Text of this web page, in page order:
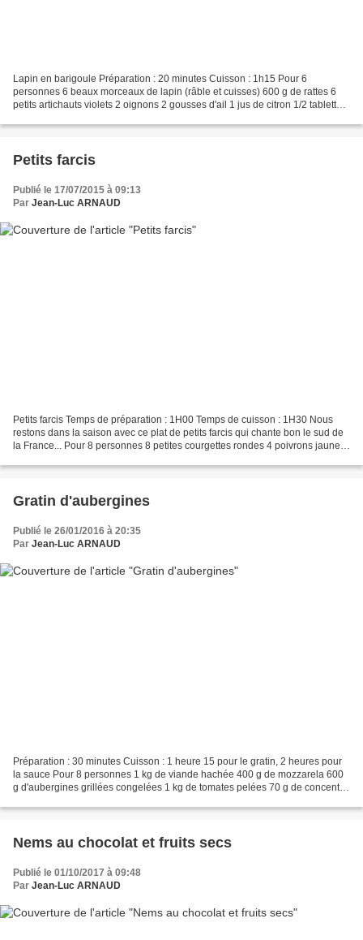
Lapin en barigoule Préparation : 20 minutes Cuisson : 1h15 Pour 6
personnes 6 beaux morceaux de lapin (râble et cuisses) 600 g de rattes 6
petits artichauts violets 2 oignons 2 gousses d'ail 1 jus de citron 1/2 tablette
Petits farcis
Publié le 17/07/2015 à 09:13
Par Jean-Luc ARNAUD
Petits farcis Temps de préparation : 1H00 Temps de cuisson : 1H30 Nous
restons dans la saison avec ce plat de petits farcis qui chante bon le sud de
la France... Pour 8 personnes 8 petites courgettes rondes 4 poivrons jaunes,
Gratin d'aubergines
Publié le 26/01/2016 à 20:35
Par Jean-Luc ARNAUD
Préparation : 30 minutes Cuisson : 1 heure 15 pour le gratin, 2 heures pour
la sauce Pour 8 personnes 1 kg de viande hachée 400 g de mozzarela 600
g d'aubergines grillées congelées 1 kg de tomates pelées 70 g de concentré
Nems au chocolat et fruits secs
Publié le 01/10/2017 à 09:48
Par Jean-Luc ARNAUD